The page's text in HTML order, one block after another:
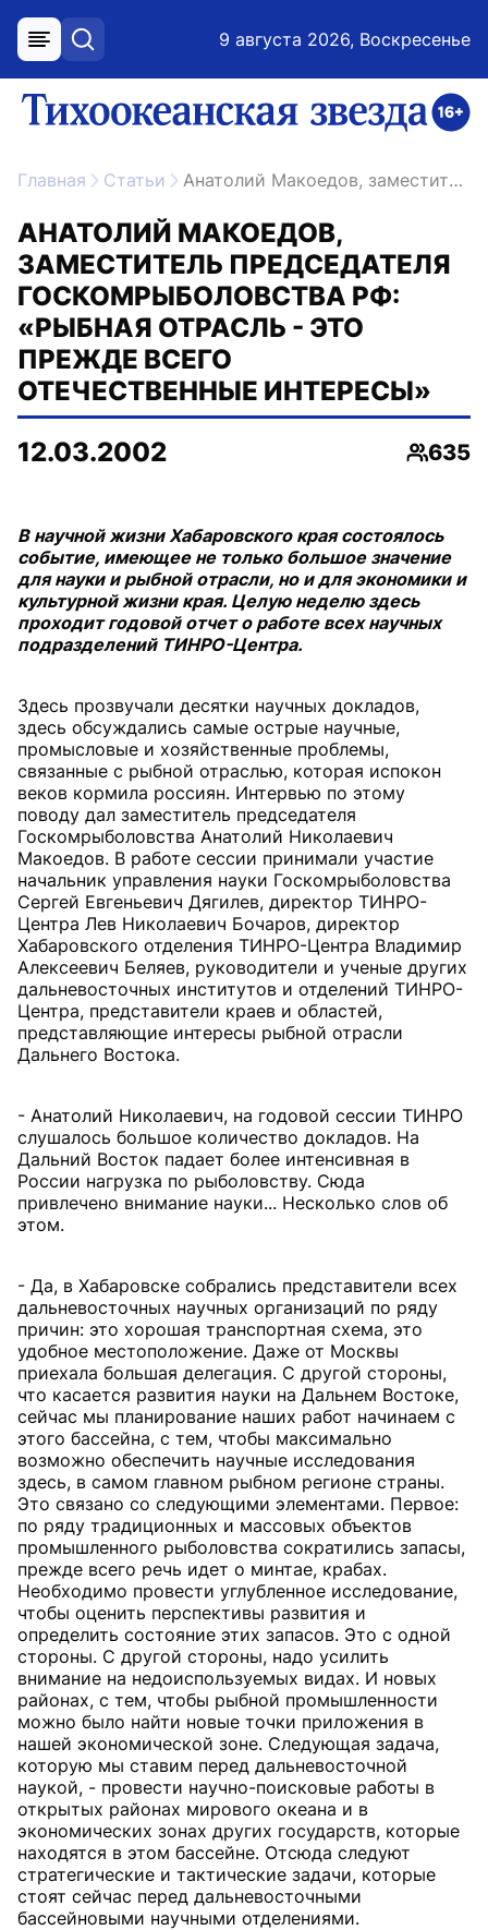
меню поиск 9 августа 2026, Воскресенье
ссылка на главную
Главная Статьи Анатолий Макоедов, заместитель председателя Госкомрыболовства РФ: «Рыбная отрасль - это прежде всего отечественные интересы»
АНАТОЛИЙ МАКОЕДОВ,
ЗАМЕСТИТЕЛЬ ПРЕДСЕДАТЕЛЯ
ГОСКОМРЫБОЛОВСТВА РФ:
«РЫБНАЯ ОТРАСЛЬ - ЭТО
ПРЕЖДЕ ВСЕГО
ОТЕЧЕСТВЕННЫЕ ИНТЕРЕСЫ»
12.03.2002
635
В научной жизни Хабаровского края состоялось
событие, имеющее не только большое значение
для науки и рыбной отрасли, но и для экономики и
культурной жизни края. Целую неделю здесь
проходит годовой отчет о работе всех научных
подразделений ТИНРО-Центра.
Здесь прозвучали десятки научных докладов,
здесь обсуждались самые острые научные,
промысловые и хозяйственные проблемы,
связанные с рыбной отраслью, которая испокон
веков кормила россиян. Интервью по этому
поводу дал заместитель председателя
Госкомрыболовства Анатолий Николаевич
Макоедов. В работе сессии принимали участие
начальник управления науки Госкомрыболовства
Сергей Евгеньевич Дягилев, директор ТИНРО-
Центра Лев Николаевич Бочаров, директор
Хабаровского отделения ТИНРО-Центра Владимир
Алексеевич Беляев, руководители и ученые других
дальневосточных институтов и отделений ТИНРО-
Центра, представители краев и областей,
представляющие интересы рыбной отрасли
Дальнего Востока.
- Анатолий Николаевич, на годовой сессии ТИНРО
слушалось большое количество докладов. На
Дальний Восток падает более интенсивная в
России нагрузка по рыболовству. Сюда
привлечено внимание науки... Несколько слов об
этом.
- Да, в Хабаровске собрались представители всех
дальневосточных научных организаций по ряду
причин: это хорошая транспортная схема, это
удобное местоположение. Даже от Москвы
приехала большая делегация. С другой стороны,
что касается развития науки на Дальнем Востоке,
сейчас мы планирование наших работ начинаем с
этого бассейна, с тем, чтобы максимально
возможно обеспечить научные исследования
здесь, в самом главном рыбном регионе страны.
Это связано со следующими элементами. Первое:
по ряду традиционных и массовых объектов
промышленного рыболовства сократились запасы,
прежде всего речь идет о минтае, крабах.
Необходимо провести углубленное исследование,
чтобы оценить перспективы развития и
определить состояние этих запасов. Это с одной
стороны. С другой стороны, надо усилить
внимание на недоиспользуемых видах. И новых
районах, с тем, чтобы рыбной промышленности
можно было найти новые точки приложения в
нашей экономической зоне. Следующая задача,
которую мы ставим перед дальневосточной
наукой, - провести научно-поисковые работы в
открытых районах мирового океана и в
экономических зонах других государств, которые
находятся в этом бассейне. Отсюда следуют
стратегические и тактические задачи, которые
стоят сейчас перед дальневосточными
бассейновыми научными отделениями.